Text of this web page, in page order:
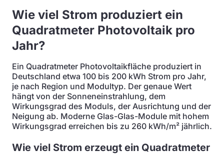
Wie viel Strom produziert ein
Quadratmeter Photovoltaik pro
Jahr?
Ein Quadratmeter Photovoltaikfläche produziert in
Deutschland etwa 100 bis 200 kWh Strom pro Jahr,
je nach Region und Modultyp. Der genaue Wert
hängt von der Sonneneinstrahlung, dem
Wirkungsgrad des Moduls, der Ausrichtung und der
Neigung ab. Moderne Glas-Glas-Module mit hohem
Wirkungsgrad erreichen bis zu 260 kWh/m² jährlich.
Wie viel Strom erzeugt ein Quadratmeter